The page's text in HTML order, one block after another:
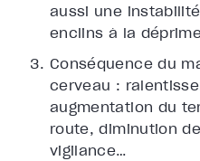
aussi une
enclins à la
Conséquence du
cerveau :
augmentation du
route, diminution
vigilance…